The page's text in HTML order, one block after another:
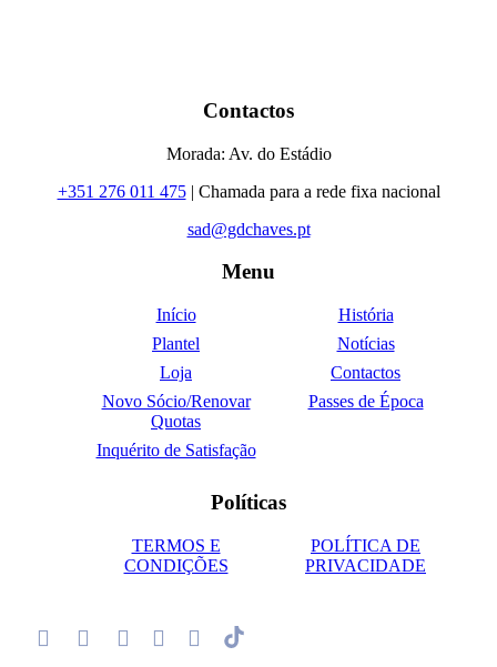
Contactos
Morada: Av. do Estádio
+351 276 011 475| Chamada para a rede fixa nacional
sad@gdchaves.pt
Menu
Início
História
Plantel
Notícias
Loja
Contactos
Novo Sócio/Renovar
Quotas
Passes de Época
Inquérito de Satisfação
Políticas
TERMOS E
CONDIÇÕES
POLÍTICA DE
PRIVACIDADE